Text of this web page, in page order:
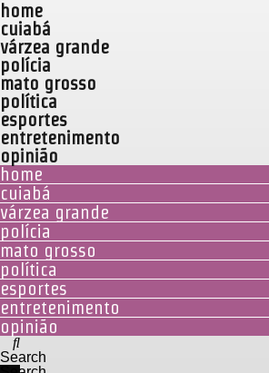
home
cuiabá
várzea grande
polícia
mato grosso
política
esportes
entretenimento
opinião
home
cuiabá
várzea grande
polícia
mato grosso
política
esportes
entretenimento
opinião
Search